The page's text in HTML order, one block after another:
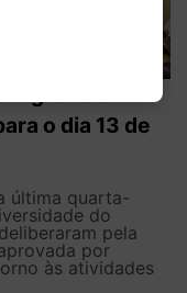
o dia 13 de
última quarta-
do
pela
por
às atividades